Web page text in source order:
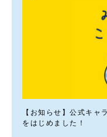
【お知らせ】公式キャ
をはじめました！